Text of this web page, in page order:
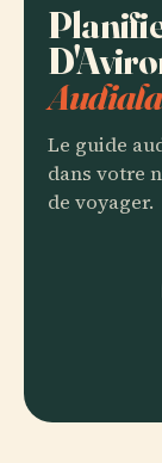
Le guide
dans votre
de voyager.